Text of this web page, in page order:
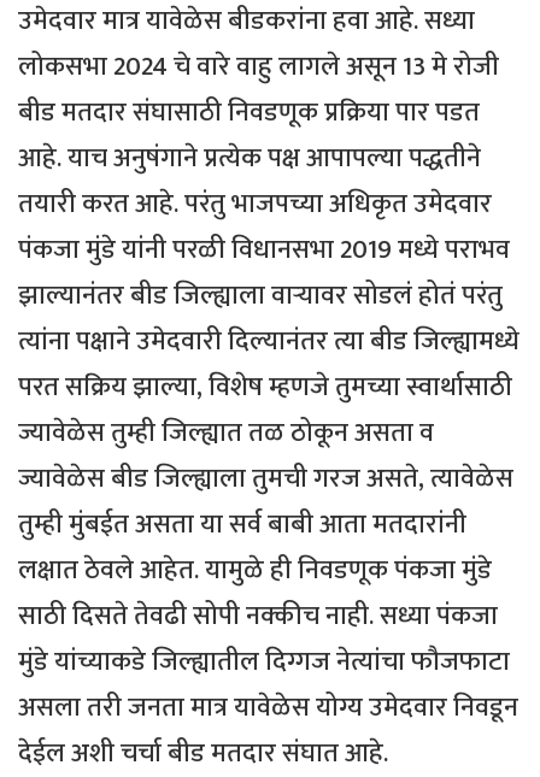
उमेदवार मात्र यावेळेस बीडकरांना हवा आहे. सध्या
लोकसभा 2024 चे वारे वाहु लागले असून 13 मे रोजी
बीड मतदार संघासाठी निवडणूक प्रक्रिया पार पडत
आहे. याच अनुषंगाने प्रत्येक पक्ष आपापल्या पद्धतीने
तयारी करत आहे. परंतु भाजपच्या अधिकृत उमेदवार
पंकजा मुंडे यांनी परळी विधानसभा 2019 मध्ये पराभव
झाल्यानंतर बीड जिल्ह्याला वाऱ्यावर सोडलं होतं परंतु
त्यांना पक्षाने उमेदवारी दिल्यानंतर त्या बीड जिल्ह्यामध्ये
परत सक्रिय झाल्या, विशेष म्हणजे तुमच्या स्वार्थासाठी
ज्यावेळेस तुम्ही जिल्ह्यात तळ ठोकून असता व
ज्यावेळेस बीड जिल्ह्याला तुमची गरज असते, त्यावेळेस
तुम्ही मुंबईत असता या सर्व बाबी आता मतदारांनी
लक्षात ठेवले आहेत. यामुळे ही निवडणूक पंकजा मुंडे
साठी दिसते तेवढी सोपी नक्कीच नाही. सध्या पंकजा
मुंडे यांच्याकडे जिल्ह्यातील दिग्गज नेत्यांचा फौजफाटा
असला तरी जनता मात्र यावेळेस योग्य उमेदवार निवडून
देईल अशी चर्चा बीड मतदार संघात आहे.